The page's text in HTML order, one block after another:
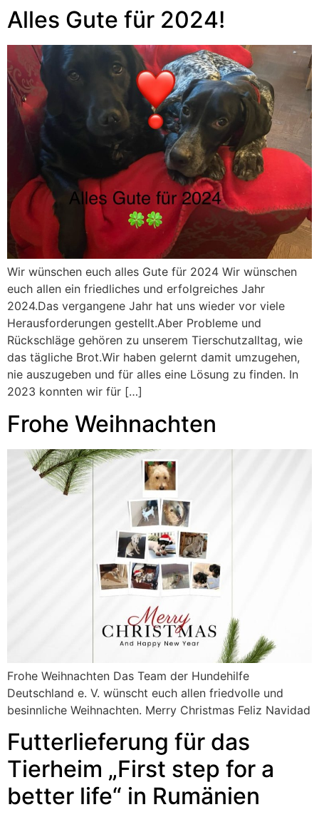
Alles Gute für 2024!
Wir wünschen euch alles Gute für 2024 Wir wünschen
euch allen ein friedliches und erfolgreiches Jahr
2024.Das vergangene Jahr hat uns wieder vor viele
Herausforderungen gestellt.Aber Probleme und
Rückschläge gehören zu unserem Tierschutzalltag, wie
das tägliche Brot.Wir haben gelernt damit umzugehen,
nie auszugeben und für alles eine Lösung zu finden. In
2023 konnten wir für […]
Frohe Weihnachten
Frohe Weihnachten Das Team der Hundehilfe
Deutschland e. V. wünscht euch allen friedvolle und
besinnliche Weihnachten. Merry Christmas Feliz Navidad
Futterlieferung für das
Tierheim „First step for a
better life“ in Rumänien